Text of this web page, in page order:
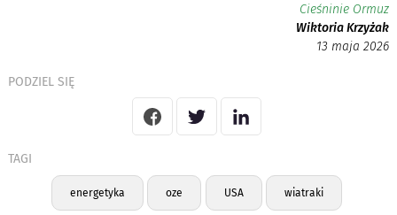
Cieśninie Ormuz
Wiktoria Krzyżak
13 maja 2026
PODZIEL SIĘ
TAGI
energetyka oze USA wiatraki